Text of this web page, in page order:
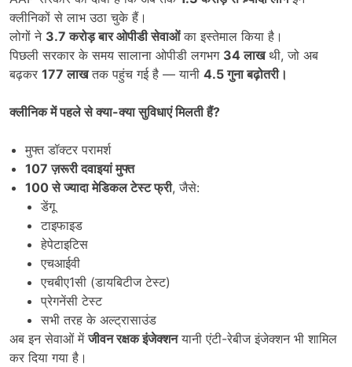
क्लीनिकों से लाभ उठा चुके हैं।
लोगों ने 3.7करोड़ बार ओपीडी सेवाओंका इस्तेमाल किया है।
पिछली सरकार के समय सालाना ओपीडी लगभग 34लाखथी, जो अब
बढ़कर 177लाखतक पहुंच गई है — यानी 4.5गुना बढ़ोतरी।
क्लीनिक में पहले से क्या-क्या सुविधाएं मिलती हैं?
मुफ्त डॉक्टर परामर्श
107ज़रूरी दवाइयां मुफ्त
100से ज्यादा मेडिकल टेस्ट फ्री, जैसे:
डेंगू
टाइफाइड
हेपेटाइटिस
एचआईवी
एचबीए1सी (डायबिटीज टेस्ट)
प्रेगनेंसी टेस्ट
सभी तरह के अल्ट्रासाउंड
अब इन सेवाओं मेंजीवन रक्षक इंजेक्शनयानी एंटी-रेबीज इंजेक्शन भी शामिल
कर दिया गया है।